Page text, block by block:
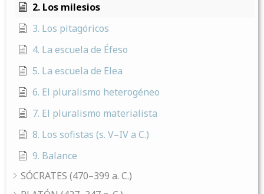
2. Los milesios
3. Los pitagóricos
4. La escuela de Éfeso
5. La escuela de Elea
6. El pluralismo heterogéneo
7. El pluralismo materialista
8. Los sofistas (s. V–IV a C.)
9. Balance
SÓCRATES (470–399 a. C.)